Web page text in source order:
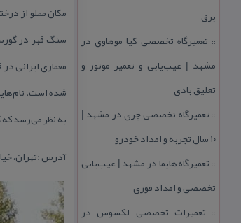
برق
:: تعمیرگاه تخصصی كیا موهاوی در
مشهد | عیب‌یابی و تعمیر موتور و
تعلیق بادی
:: تعمیرگاه تخصصی چری در مشهد |
۱۰ سال تجربه و امداد خودرو
:: تعمیرگاه هایما در مشهد | عیب‌یابی
تخصصی و امداد فوری
:: تعمیرات تخصصی لكسوس در
مكان مملو از
سنگ‌ قبر در
شده است،
به‌ نظر می‌رسد
آدرس :تهران،